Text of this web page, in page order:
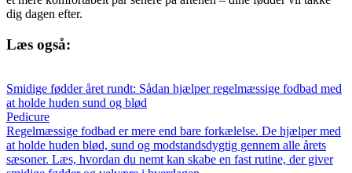
dig dagen efter.
Læs også:
Smidige fødder året rundt: Sådan hjælper regelmæssige fodbad med
at holde huden sund og blød
Pedicure
Regelmæssige fodbad er mere end bare forkælelse. De hjælper med
at holde huden blød, sund og modstandsdygtig gennem alle årets
sæsoner. Læs, hvordan du nemt kan skabe en fast rutine, der giver